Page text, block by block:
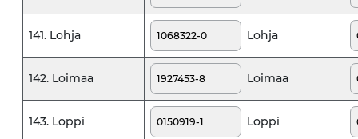
141. Lohja Lohja
142. Loimaa Loimaa
143. Loppi Loppi